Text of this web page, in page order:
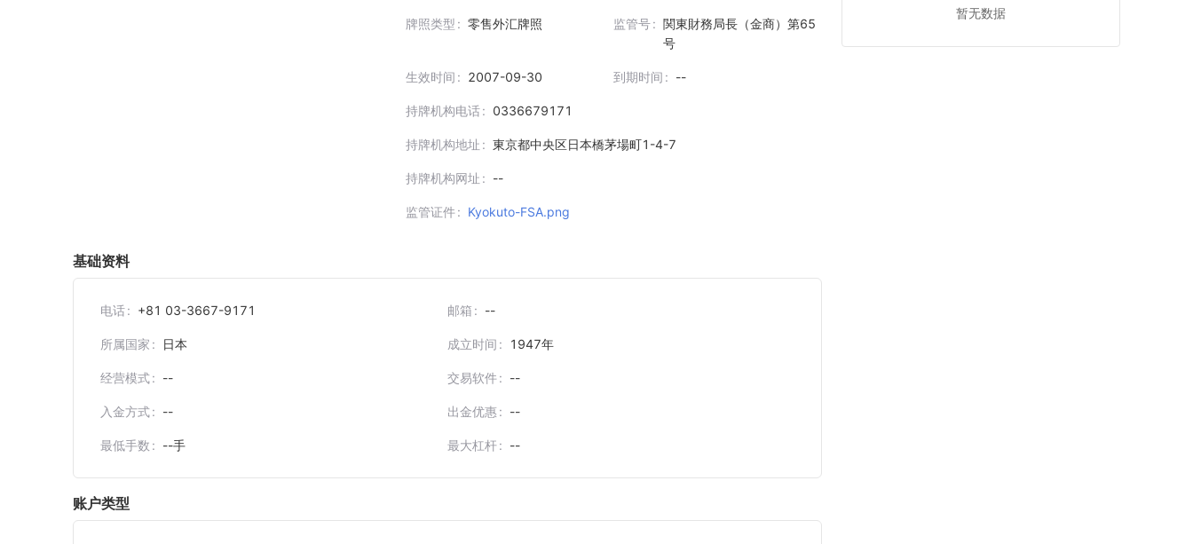
牌照类型 零售外汇牌照 监管号
関東財務局長（金商）第65
号
生效时间 2007-09-30 到期时间 --
持牌机构电话 0336679171
持牌机构地址 東京都中央区日本橋茅場町1-4-7
持牌机构网址 --
监管证件 Kyokuto-FSA.png
基础资料
电话 +81 03-3667-9171 邮箱 --
所属国家 日本 成立时间 1947年
经营模式 -- 交易软件 --
入金方式 -- 出金优惠 --
最低手数 --手 最大杠杆 --
账户类型
暂无数据